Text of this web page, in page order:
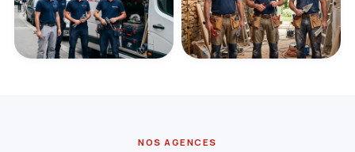
NOS AGENCES